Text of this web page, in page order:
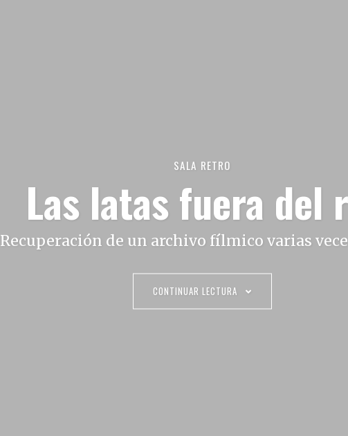
SALA RETRO
Las latas fuera del
Recuperación de un archivo fílmico varias
CONTINUAR LECTURA